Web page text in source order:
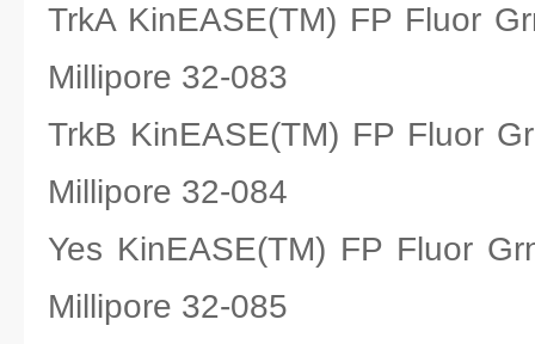
TrkA KinEASE(TM) FP Fluor
Millipore 32-083
TrkB KinEASE(TM) FP Fluor
Millipore 32-084
Yes KinEASE(TM) FP Fluor
Millipore 32-085